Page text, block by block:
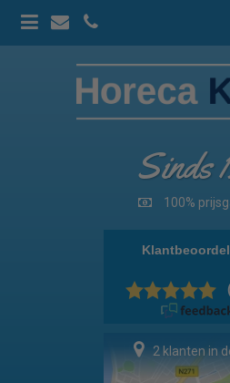
Sinds
100%
2 klanten in